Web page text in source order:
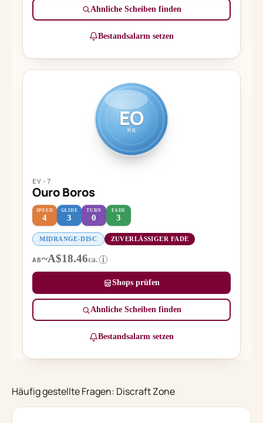
Ähnliche Scheiben finden
Bestandsalarm setzen
EO
MR
EV-7
Ouro Boros
SPEED
4
GLIDE
3
TURN
0
FADE
3
MIDRANGE-DISC ZUVERLÄSSIGER FADE
AB~A$18.46ca. i
Shops prüfen
Ähnliche Scheiben finden
Bestandsalarm setzen
Häufig gestellte Fragen: Discraft Zone